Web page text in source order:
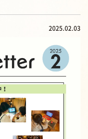
2025.02.03